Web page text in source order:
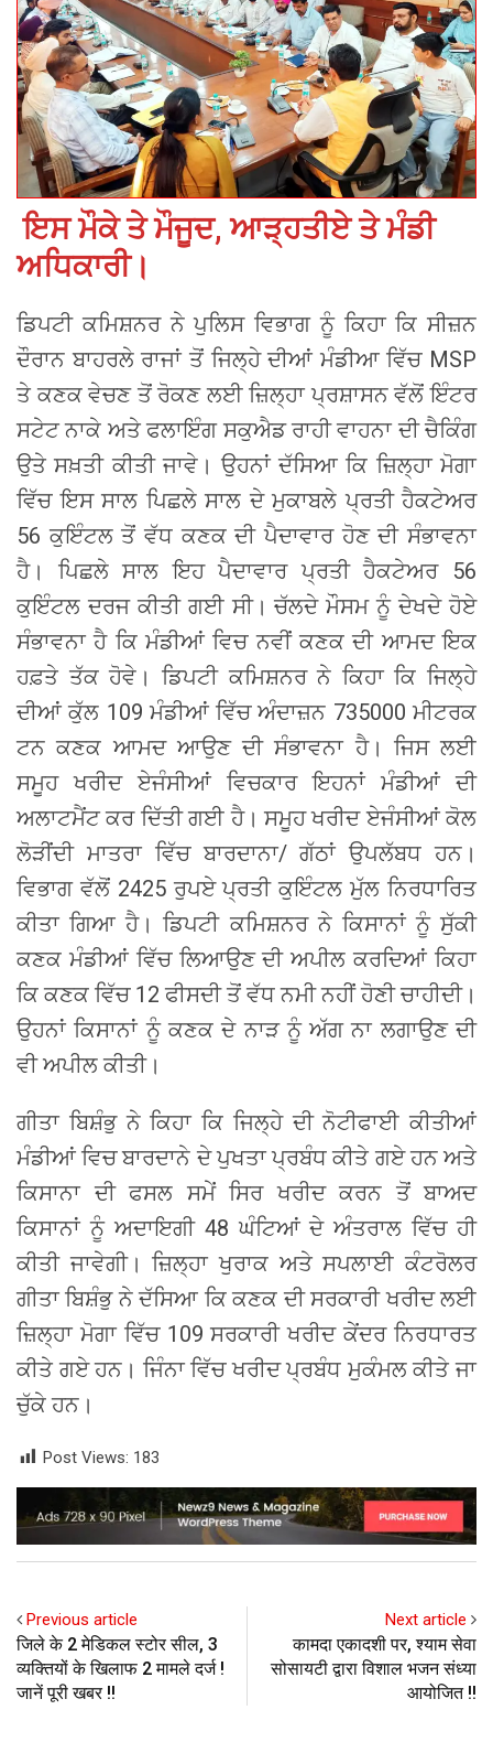
ਇਸ ਮੌਕੇ ਤੇ ਮੌਜੂਦ, ਆੜ੍ਹਤੀਏ ਤੇ ਮੰਡੀ
ਅਧਿਕਾਰੀ।
ਡਿਪਟੀ ਕਮਿਸ਼ਨਰ ਨੇ ਪੁਲਿਸ ਵਿਭਾਗ ਨੂੰ ਕਿਹਾ ਕਿ ਸੀਜ਼ਨ
ਦੌਰਾਨ ਬਾਹਰਲੇ ਰਾਜਾਂ ਤੋਂ ਜਿਲ੍ਹੇ ਦੀਆਂ ਮੰਡੀਆ ਵਿੱਚ MSP
ਤੇ ਕਣਕ ਵੇਚਣ ਤੋਂ ਰੋਕਣ ਲਈ ਜ਼ਿਲ੍ਹਾ ਪ੍ਰਸ਼ਾਸਨ ਵੱਲੋਂ ਇੰਟਰ
ਸਟੇਟ ਨਾਕੇ ਅਤੇ ਫਲਾਇੰਗ ਸਕੁਐਡ ਰਾਹੀ ਵਾਹਨਾ ਦੀ ਚੈਕਿੰਗ
ਉਤੇ ਸਖ਼ਤੀ ਕੀਤੀ ਜਾਵੇ। ਉਹਨਾਂ ਦੱਸਿਆ ਕਿ ਜ਼ਿਲ੍ਹਾ ਮੋਗਾ
ਵਿੱਚ ਇਸ ਸਾਲ ਪਿਛਲੇ ਸਾਲ ਦੇ ਮੁਕਾਬਲੇ ਪ੍ਰਤੀ ਹੈਕਟੇਅਰ
56 ਕੁਇੰਟਲ ਤੋਂ ਵੱਧ ਕਣਕ ਦੀ ਪੈਦਾਵਾਰ ਹੋਣ ਦੀ ਸੰਭਾਵਨਾ
ਹੈ। ਪਿਛਲੇ ਸਾਲ ਇਹ ਪੈਦਾਵਾਰ ਪ੍ਰਤੀ ਹੈਕਟੇਅਰ 56
ਕੁਇੰਟਲ ਦਰਜ ਕੀਤੀ ਗਈ ਸੀ। ਚੱਲਦੇ ਮੌਸਮ ਨੂੰ ਦੇਖਦੇ ਹੋਏ
ਸੰਭਾਵਨਾ ਹੈ ਕਿ ਮੰਡੀਆਂ ਵਿਚ ਨਵੀਂ ਕਣਕ ਦੀ ਆਮਦ ਇਕ
ਹਫ਼ਤੇ ਤੱਕ ਹੋਵੇ। ਡਿਪਟੀ ਕਮਿਸ਼ਨਰ ਨੇ ਕਿਹਾ ਕਿ ਜਿਲ੍ਹੇ
ਦੀਆਂ ਕੁੱਲ 109 ਮੰਡੀਆਂ ਵਿੱਚ ਅੰਦਾਜ਼ਨ 735000 ਮੀਟਰਕ
ਟਨ ਕਣਕ ਆਮਦ ਆਉਣ ਦੀ ਸੰਭਾਵਨਾ ਹੈ। ਜਿਸ ਲਈ
ਸਮੂਹ ਖਰੀਦ ਏਜੰਸੀਆਂ ਵਿਚਕਾਰ ਇਹਨਾਂ ਮੰਡੀਆਂ ਦੀ
ਅਲਾਟਮੈਂਟ ਕਰ ਦਿੱਤੀ ਗਈ ਹੈ। ਸਮੂਹ ਖਰੀਦ ਏਜੰਸੀਆਂ ਕੋਲ
ਲੋੜੀਂਦੀ ਮਾਤਰਾ ਵਿੱਚ ਬਾਰਦਾਨਾ/ ਗੱਠਾਂ ਉਪਲੱਬਧ ਹਨ।
ਵਿਭਾਗ ਵੱਲੋਂ 2425 ਰੁਪਏ ਪ੍ਰਤੀ ਕੁਇੰਟਲ ਮੁੱਲ ਨਿਰਧਾਰਿਤ
ਕੀਤਾ ਗਿਆ ਹੈ। ਡਿਪਟੀ ਕਮਿਸ਼ਨਰ ਨੇ ਕਿਸਾਨਾਂ ਨੂੰ ਸੁੱਕੀ
ਕਣਕ ਮੰਡੀਆਂ ਵਿੱਚ ਲਿਆਉਣ ਦੀ ਅਪੀਲ ਕਰਦਿਆਂ ਕਿਹਾ
ਕਿ ਕਣਕ ਵਿੱਚ 12 ਫੀਸਦੀ ਤੋਂ ਵੱਧ ਨਮੀ ਨਹੀਂ ਹੋਣੀ ਚਾਹੀਦੀ।
ਉਹਨਾਂ ਕਿਸਾਨਾਂ ਨੂੰ ਕਣਕ ਦੇ ਨਾੜ ਨੂੰ ਅੱਗ ਨਾ ਲਗਾਉਣ ਦੀ
ਵੀ ਅਪੀਲ ਕੀਤੀ।
ਗੀਤਾ ਬਿਸ਼ੰਭੁ ਨੇ ਕਿਹਾ ਕਿ ਜਿਲ੍ਹੇ ਦੀ ਨੋਟੀਫਾਈ ਕੀਤੀਆਂ
ਮੰਡੀਆਂ ਵਿਚ ਬਾਰਦਾਨੇ ਦੇ ਪੁਖਤਾ ਪ੍ਰਬੰਧ ਕੀਤੇ ਗਏ ਹਨ ਅਤੇ
ਕਿਸਾਨਾ ਦੀ ਫਸਲ ਸਮੇਂ ਸਿਰ ਖਰੀਦ ਕਰਨ ਤੋਂ ਬਾਅਦ
ਕਿਸਾਨਾਂ ਨੂੰ ਅਦਾਇਗੀ 48 ਘੰਟਿਆਂ ਦੇ ਅੰਤਰਾਲ ਵਿੱਚ ਹੀ
ਕੀਤੀ ਜਾਵੇਗੀ। ਜ਼ਿਲ੍ਹਾ ਖੁਰਾਕ ਅਤੇ ਸਪਲਾਈ ਕੰਟਰੋਲਰ
ਗੀਤਾ ਬਿਸ਼ੰਭੁ ਨੇ ਦੱਸਿਆ ਕਿ ਕਣਕ ਦੀ ਸਰਕਾਰੀ ਖਰੀਦ ਲਈ
ਜ਼ਿਲ੍ਹਾ ਮੋਗਾ ਵਿੱਚ 109 ਸਰਕਾਰੀ ਖਰੀਦ ਕੇਂਦਰ ਨਿਰਧਾਰਤ
ਕੀਤੇ ਗਏ ਹਨ। ਜਿੰਨਾ ਵਿੱਚ ਖਰੀਦ ਪ੍ਰਬੰਧ ਮੁਕੰਮਲ ਕੀਤੇ ਜਾ
ਚੁੱਕੇ ਹਨ।
Post Views: 183
Previous article
जिले के 2 मेडिकल स्टोर सील, 3
व्यक्तियों के खिलाफ 2 मामले दर्ज !
जानें पूरी खबर !!
Next article
कामदा एकादशी पर, श्याम सेवा
सोसायटी द्वारा विशाल भजन संध्या
आयोजित !!